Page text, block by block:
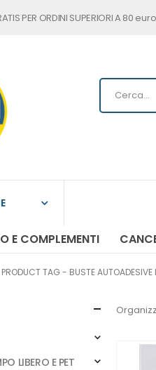
PER ORDINI SUPERIORI A 80 euro
E COMPLEMENTI
PRODUCT TAG - BUSTE
LIBERO E PET